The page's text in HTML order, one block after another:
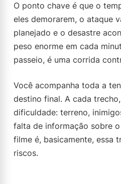
O ponto chave é que o
eles demorarem, o ataque
planejado e o desastre
peso enorme em cada
passeio, é uma corrida
Você acompanha toda a
destino final. A cada
dificuldade: terreno,
falta de informação sobre
filme é, basicamente, essa
riscos.